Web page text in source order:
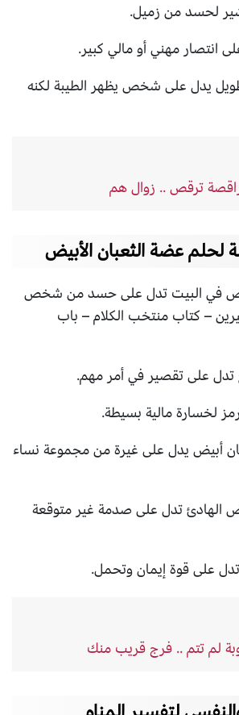
لحسد من زميل.
انتصار مهني أو مالي كبير.
يدل على شخص يظهر الطيبة لكنه
ترقص .. زوال هم
عضة الثعبان الأبيض
في البيت تدل على حسد من شخص
– كتاب منتخب الكلام – باب
تدل على تقصير في أمر مهم.
لخسارة مالية بسيطة.
أبيض يدل على غيرة من مجموعة نساء
الهادئ تدل على صدمة غير متوقعة
على قوة إيمان وتحمل.
لم تتم .. فرج قريب منك